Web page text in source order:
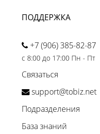
ПОДДЕРЖКА
+7 (906) 385-82-87
с 8:00 до 17:00 Пн - Пт
Связаться
support@tobiz.net
Подразделения
База знаний